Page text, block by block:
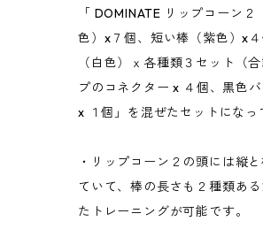
「 DOMINATE リップコーン
色）x７個、短い棒（紫色）x
（白色）ｘ各種類３セット（
プのコネクター x ４個、黒色
x １個」を混ぜたセットになっ
・リップコーン２の頭には縦
ていて、棒の長さも２種類あ
たトレーニングが可能です。